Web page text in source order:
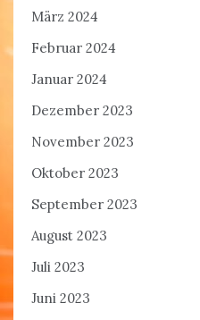
März 2024
Februar 2024
Januar 2024
Dezember 2023
November 2023
Oktober 2023
September 2023
August 2023
Juli 2023
Juni 2023